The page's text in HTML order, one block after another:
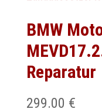
BMW
Reparatur
299.00 €